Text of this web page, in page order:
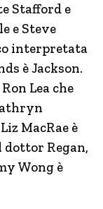
Stafford e
e Steve
interpretata
è Jackson.
Lea che
MacRae è
dottor Regan,
Wong è